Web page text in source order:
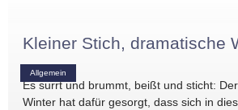
Allgemein
Kleiner Stich, dramatische
Es surrt und brummt, beißt und sticht:
Winter hat dafür gesorgt, dass sich in